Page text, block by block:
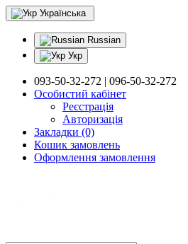
Українська
Russian
Укр
093-50-32-272 | 096-50-32-272
Особистий кабінет
Реєстрація
Авторизація
Закладки (0)
Кошик замовлень
Оформлення замовлення